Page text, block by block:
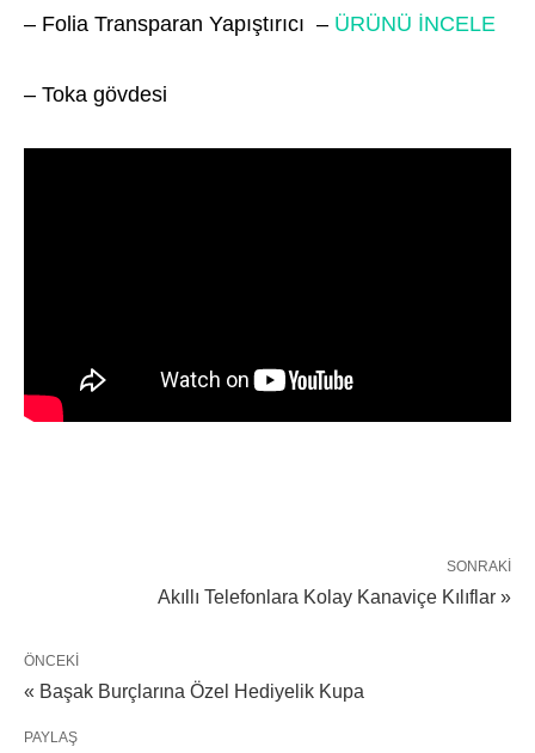
– Folia Transparan Yapıştırıcı – ÜRÜNÜ İNCELE
– Toka gövdesi
SONRAKI
Akıllı Telefonlara Kolay Kanaviçe Kılıflar »
ÖNCEKI
« Başak Burçlarına Özel Hediyelik Kupa
PAYLAŞ